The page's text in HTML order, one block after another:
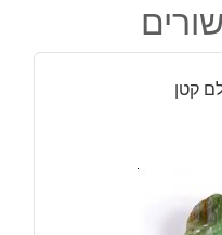
קטן